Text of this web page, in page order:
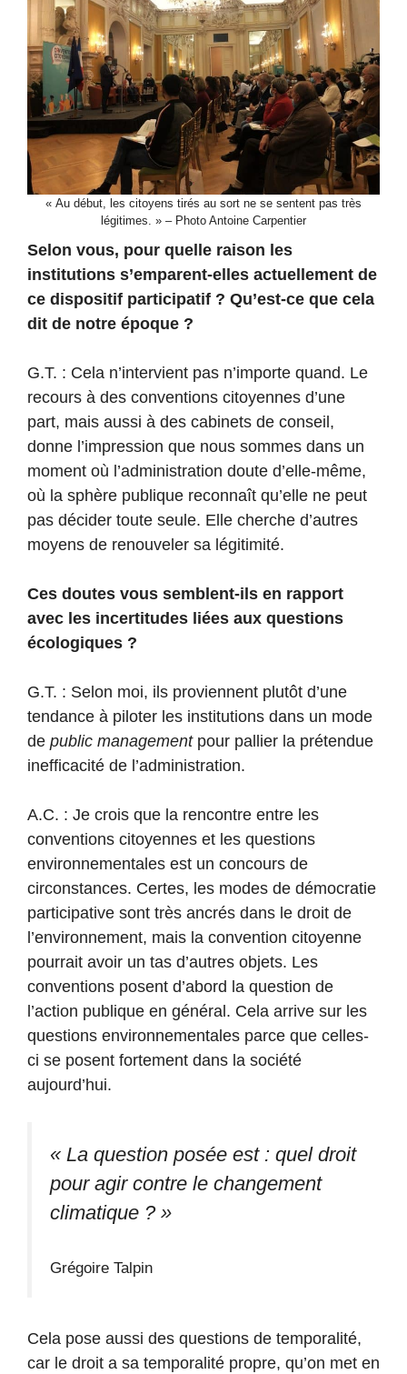
« Au début, les citoyens tirés au sort ne se sentent pas très
légitimes. » – Photo Antoine Carpentier
Selon vous, pour quelle raison les
institutions s’emparent-elles actuellement de
ce dispositif participatif ? Qu’est-ce que cela
dit de notre époque ?
G.T. : Cela n’intervient pas n’importe quand. Le
recours à des conventions citoyennes d’une
part, mais aussi à des cabinets de conseil,
donne l’impression que nous sommes dans un
moment où l’administration doute d’elle-même,
où la sphère publique reconnaît qu’elle ne peut
pas décider toute seule. Elle cherche d’autres
moyens de renouveler sa légitimité.
Ces doutes vous semblent-ils en rapport
avec les incertitudes liées aux questions
écologiques ?
G.T. : Selon moi, ils proviennent plutôt d’une
tendance à piloter les institutions dans un mode
de public managementpour pallier la prétendue
inefficacité de l’administration.
A.C. : Je crois que la rencontre entre les
conventions citoyennes et les questions
environnementales est un concours de
circonstances. Certes, les modes de démocratie
participative sont très ancrés dans le droit de
l’environnement, mais la convention citoyenne
pourrait avoir un tas d’autres objets. Les
conventions posent d’abord la question de
l’action publique en général. Cela arrive sur les
questions environnementales parce que celles-
ci se posent fortement dans la société
aujourd’hui.
« La question posée est : quel droit
pour agir contre le changement
climatique ? »
Grégoire Talpin
Cela pose aussi des questions de temporalité,
car le droit a sa temporalité propre, qu’on met en